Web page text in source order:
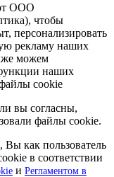
ООО
чтобы
персонализировать
рекламу наших
можем
наших
cookie
вы согласны,
файлы cookie.
Вы как пользователь
в соответствии
и Регламентом в